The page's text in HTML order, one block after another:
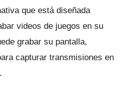
que está diseñada
videos de juegos en su
grabar su pantalla,
capturar transmisiones en